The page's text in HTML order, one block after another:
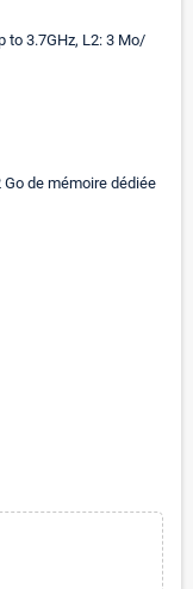
to 3.7GHz, L2: 3 Mo/
Go de mémoire dédiée